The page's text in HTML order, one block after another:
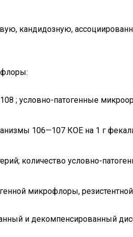
кандидозную,
; условно-патогенные
106—107 КОЕ на 1 г
количество условно-
микрофлоры,
и декомпенсированный